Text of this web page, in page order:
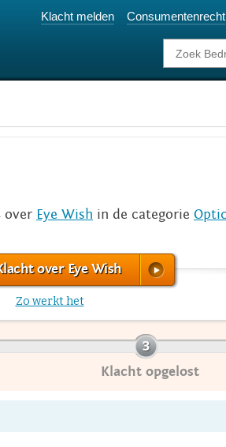
Klacht melden Consumentenrecht
over Eye Wish in de categorie
over Eye Wish
Zo werkt het
Klacht opgelost